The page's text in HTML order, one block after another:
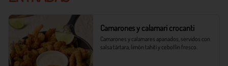
Camarones y calamari crocanti
Camarones y calamares apanados, servidos con
salsa tártara, limón tahití y cebollín fresco.